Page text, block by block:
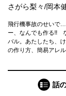
さがら梨々/岡本
飛行機事故のせいで
ー、なんでも作る!!
バル。あたしたち、
の作り方、簡易アレ
話